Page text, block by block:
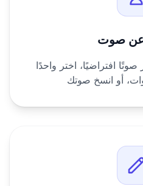
عن صوت
افتراضيًا، اختر واحدًا